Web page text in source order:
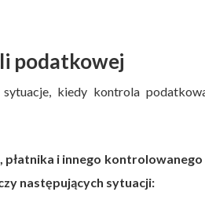
podatkowej
kiedy kontrola
i innego
następujących sytuacji: